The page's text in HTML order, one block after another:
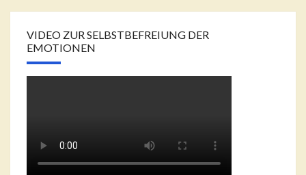
VIDEO ZUR SELBSTBEFREIUNG DER
EMOTIONEN